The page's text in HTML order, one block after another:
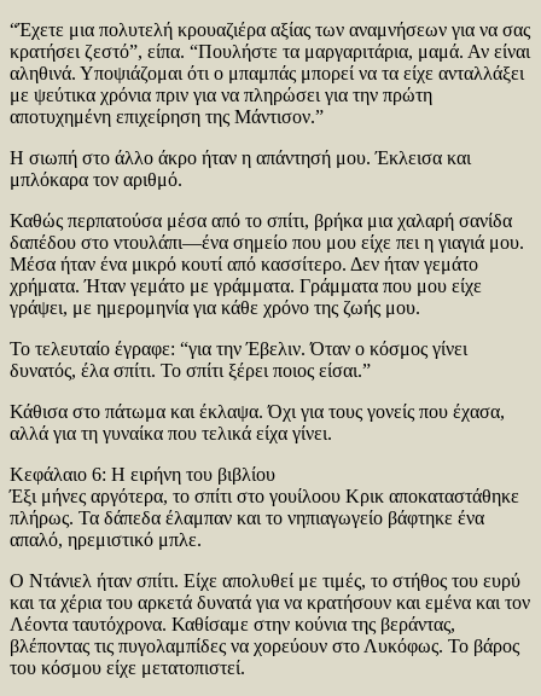
“Έχετε μια πολυτελή κρουαζιέρα αξίας των αναμνήσεων για να σας
κρατήσει ζεστό”, είπα. “Πουλήστε τα μαργαριτάρια, μαμά. Αν είναι
αληθινά. Υποψιάζομαι ότι ο μπαμπάς μπορεί να τα είχε ανταλλάξει
με ψεύτικα χρόνια πριν για να πληρώσει για την πρώτη
αποτυχημένη επιχείρηση της Μάντισον.”
Η σιωπή στο άλλο άκρο ήταν η απάντησή μου. Έκλεισα και
μπλόκαρα τον αριθμό.
Καθώς περπατούσα μέσα από το σπίτι, βρήκα μια χαλαρή σανίδα
δαπέδου στο ντουλάπι—ένα σημείο που μου είχε πει η γιαγιά μου.
Μέσα ήταν ένα μικρό κουτί από κασσίτερο. Δεν ήταν γεμάτο
χρήματα. Ήταν γεμάτο με γράμματα. Γράμματα που μου είχε
γράψει, με ημερομηνία για κάθε χρόνο της ζωής μου.
Το τελευταίο έγραφε: “για την Έβελιν. Όταν ο κόσμος γίνει
δυνατός, έλα σπίτι. Το σπίτι ξέρει ποιος είσαι.”
Κάθισα στο πάτωμα και έκλαψα. Όχι για τους γονείς που έχασα,
αλλά για τη γυναίκα που τελικά είχα γίνει.
Κεφάλαιο 6: Η ειρήνη του βιβλίου
Έξι μήνες αργότερα, το σπίτι στο γουίλοου Κρικ αποκαταστάθηκε
πλήρως. Τα δάπεδα έλαμπαν και το νηπιαγωγείο βάφτηκε ένα
απαλό, ηρεμιστικό μπλε.
Ο Ντάνιελ ήταν σπίτι. Είχε απολυθεί με τιμές, το στήθος του ευρύ
και τα χέρια του αρκετά δυνατά για να κρατήσουν και εμένα και τον
Λέοντα ταυτόχρονα. Καθίσαμε στην κούνια της βεράντας,
βλέποντας τις πυγολαμπίδες να χορεύουν στο Λυκόφως. Το βάρος
του κόσμου είχε μετατοπιστεί.